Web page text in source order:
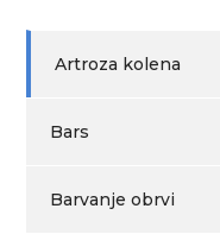
Artroza kolena
Bars
Barvanje obrvi